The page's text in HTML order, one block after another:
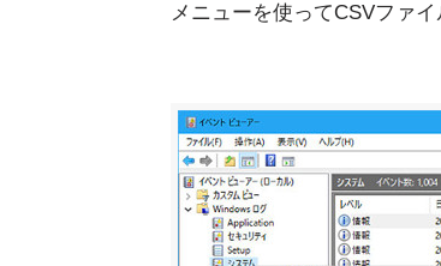
メニューを使ってCSVファイ